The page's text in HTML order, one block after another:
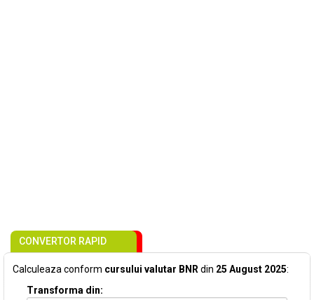
CONVERTOR RAPID
Calculeaza conform cursului valutar BNR din 25 August 2025:
Transforma din: